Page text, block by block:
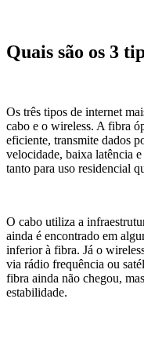
Quais são os 3
Os três tipos de internet
cabo e o wireless. A fibra
eficiente, transmite dados
velocidade, baixa latência
tanto para uso residencial
O cabo utiliza a
ainda é encontrado em
inferior à fibra. Já o
via rádio frequência ou
fibra ainda não chegou,
estabilidade.